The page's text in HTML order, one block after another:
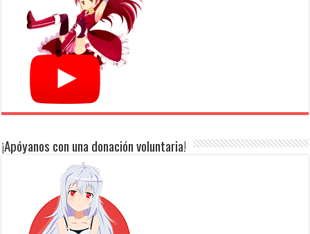
¡Apóyanos con una donación voluntaria!